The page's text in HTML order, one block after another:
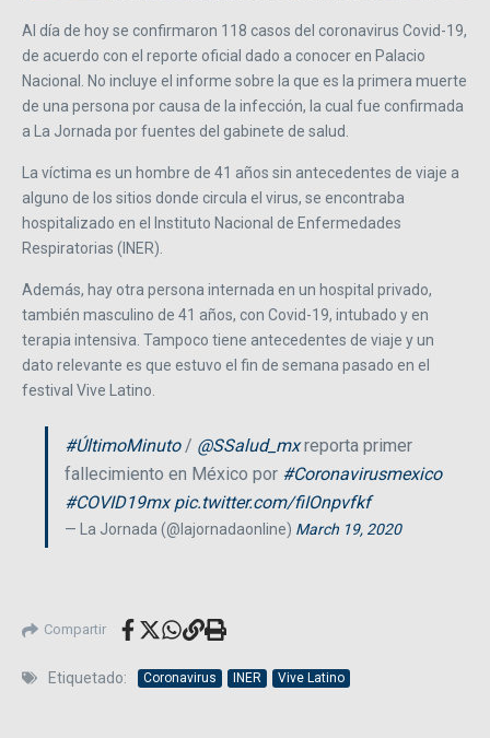
Al día de hoy se confirmaron 118 casos del coronavirus Covid-19,
de acuerdo con el reporte oficial dado a conocer en Palacio
Nacional. No incluye el informe sobre la que es la primera muerte
de una persona por causa de la infección, la cual fue confirmada
a La Jornada por fuentes del gabinete de salud.
La víctima es un hombre de 41 años sin antecedentes de viaje a
alguno de los sitios donde circula el virus, se encontraba
hospitalizado en el Instituto Nacional de Enfermedades
Respiratorias (INER).
Además, hay otra persona internada en un hospital privado,
también masculino de 41 años, con Covid-19, intubado y en
terapia intensiva. Tampoco tiene antecedentes de viaje y un
dato relevante es que estuvo el fin de semana pasado en el
festival Vive Latino.
#ÚltimoMinuto/ @SSalud_mxreporta primer
fallecimiento en México por #Coronavirusmexico
#COVID19mx pic.twitter.com/fiIOnpvfkf
— La Jornada (@lajornadaonline) March 19, 2020
Compartir
Etiquetado: Coronavirus INER Vive Latino